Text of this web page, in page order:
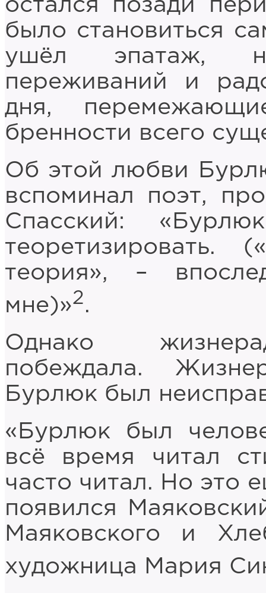
остался позади
было становиться
ушёл эпатаж,
переживаний и
дня,
бренности всего
Об этой любви
вспоминал поэт,
Спасский:
теория», –
мне)»2.
Однако
побеждала.
Бурлюк был
«Бурлюк был
всё время читал
часто читал. Но это
появился
Маяковского и
художница Мария